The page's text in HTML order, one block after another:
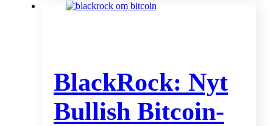
BlackRock: Nyt
Bullish Bitcoin-